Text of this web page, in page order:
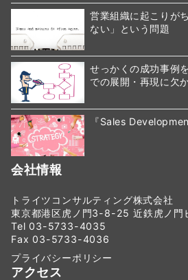
営業組織に起こりが
ない」という問題
せっかくの成功事例
での展開・再現に欠
『Sales
会社情報
トライツコンサルティング株式会社
東京都港区虎ノ門3-8-25 近鉄虎ノ門
Tel 03-5733-4035
Fax 03-5733-4036
プライバシーポリシー
アクセス